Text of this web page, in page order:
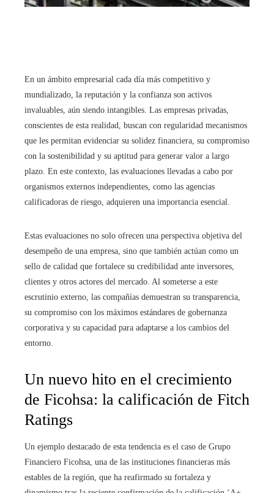
En un ámbito empresarial cada día más competitivo y
mundializado, la reputación y la confianza son activos
invaluables, aún siendo intangibles. Las empresas privadas,
conscientes de esta realidad, buscan con regularidad mecanismos
que les permitan evidenciar su solidez financiera, su compromiso
con la sostenibilidad y su aptitud para generar valor a largo
plazo. En este contexto, las evaluaciones llevadas a cabo por
organismos externos independientes, como las agencias
calificadoras de riesgo, adquieren una importancia esencial.
Estas evaluaciones no solo ofrecen una perspectiva objetiva del
desempeño de una empresa, sino que también actúan como un
sello de calidad que fortalece su credibilidad ante inversores,
clientes y otros actores del mercado. Al someterse a este
escrutinio externo, las compañías demuestran su transparencia,
su compromiso con los máximos estándares de gobernanza
corporativa y su capacidad para adaptarse a los cambios del
entorno.
Un nuevo hito en el crecimiento
de Ficohsa: la calificación de Fitch
Ratings
Un ejemplo destacado de esta tendencia es el caso de Grupo
Financiero Ficohsa, una de las instituciones financieras más
estables de la región, que ha reafirmado su fortaleza y